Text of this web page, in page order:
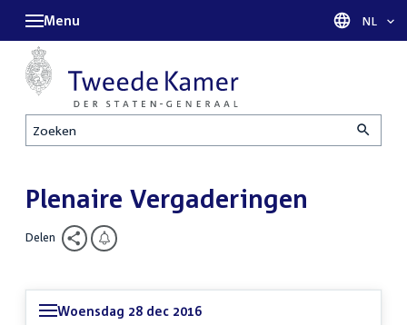
Zoeken
Menu Taal
NL
Plenaire Vergaderingen
Delen
Woensdag 28 dec 2016